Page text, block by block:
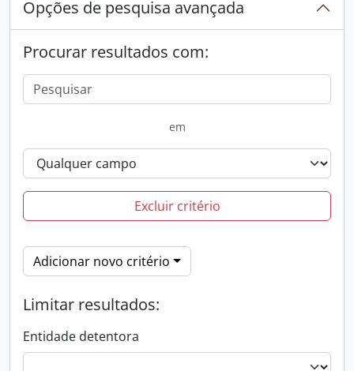
Opções de pesquisa avançada
Procurar resultados com:
em
Excluir critério
Adicionar novo critério
Limitar resultados:
Entidade detentora